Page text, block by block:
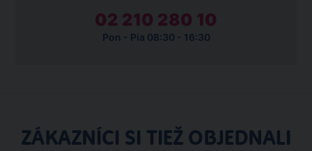
02 210 280 10
Pon - Pia 08:30 - 16:30
ZÁKAZNÍCI SI TIEŽ OBJEDNALI